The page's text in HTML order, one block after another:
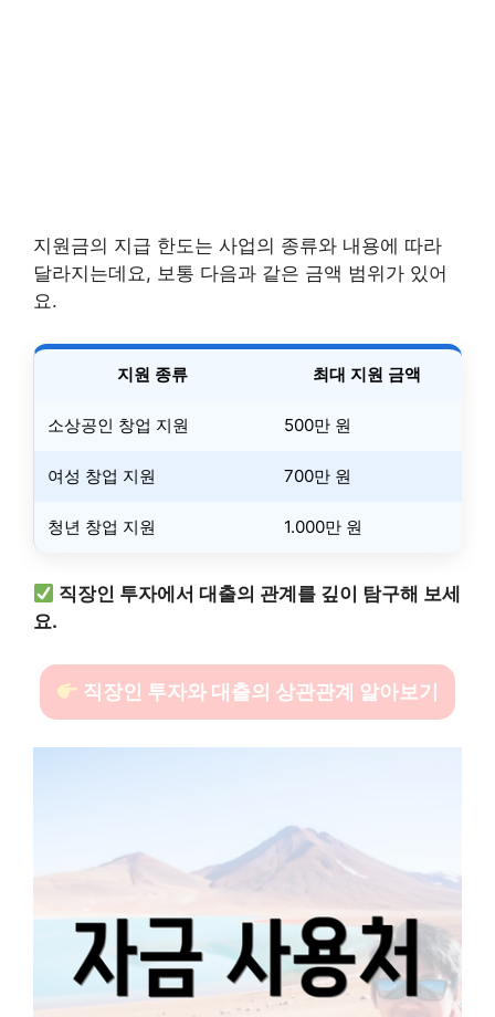
지원금의 지급 한도는 사업의 종류와 내용에 따라
달라지는데요, 보통 다음과 같은 금액 범위가 있어
요.
지원 종류 최대 지원 금액
소상공인 창업 지원 500만 원
여성 창업 지원 700만 원
청년 창업 지원 1.000만 원
직장인 투자에서 대출의 관계를 깊이 탐구해 보세
요.
직장인 투자와 대출의 상관관계 알아보기